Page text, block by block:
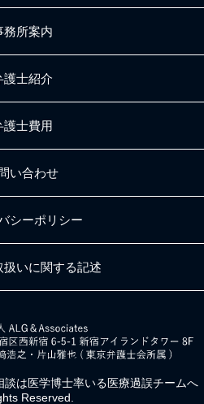
務所案内
護士紹介
護士費用
い合わせ
シーポリシー
扱いに関する記述
談は医学博士率いる医療過誤チームへ
Reserved.